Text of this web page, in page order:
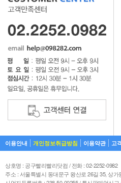
이용안내 개인정보취급방침 이용약관 고
상호명 : 공구빨리빨리닷컴 / 전화 : 02-2252-0982
주소 : 서울특별시 동대문구 왕산로 26길 35, 상가